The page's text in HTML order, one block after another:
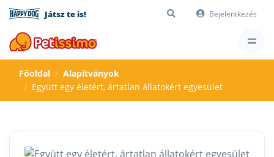
Játsz te is! Bejelentkezés
Főoldal
Alapítványok
Együtt egy életért, ártatlan állatokért egyesület